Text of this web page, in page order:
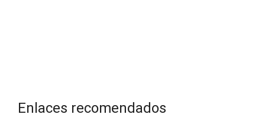
Enlaces recomendados